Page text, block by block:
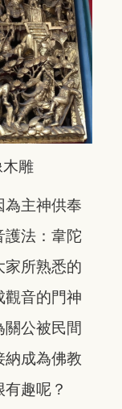
木雕
為主神供奉
護法：韋陀
家所熟悉的
觀音的門神
公被民間
納成為佛教
趣呢？